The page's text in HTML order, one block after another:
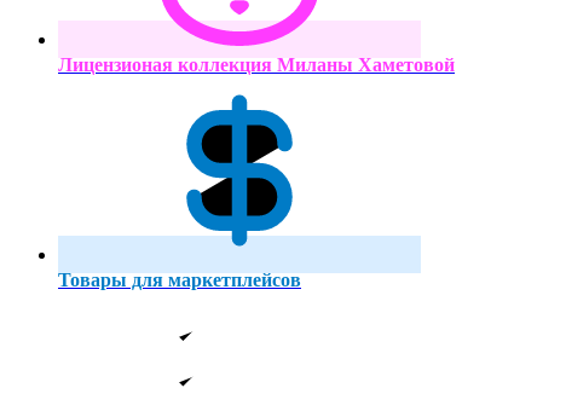
Лицензионая коллекция Миланы Хаметовой
Товары для маркетплейсов